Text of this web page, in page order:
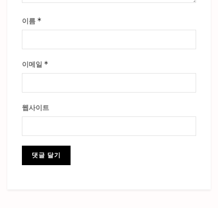
이름 *
이메일 *
웹사이트